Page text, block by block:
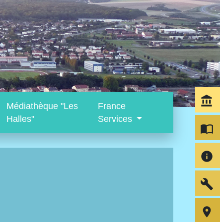
Médiathèque "Les
Halles"
France
Services
account_balance
import_contacts
info
build
room